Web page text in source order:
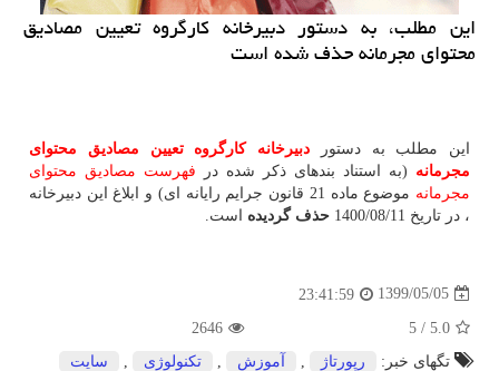
این مطلب، به دستور دبیرخانه كارگروه تعیین مصادیق
محتوای مجرمانه حذف شده است
این مطلب به دستور دبیرخانه كارگروه تعیین مصادیق محتوای
مجرمانه (به استناد بندهای ذکر شده در فهرست مصادیق محتوای
مجرمانه
موضوع ماده 21 قانون جرایم رایانه ای) و ابلاغ این دبیرخانه
، در تاریخ 1400/08/11
حذف گردیده است.
1399/05/05
23:41:59
5.0
/
5
2646
تگهای خبر:
رپورتاژ آموزش تكنولوژی سایت